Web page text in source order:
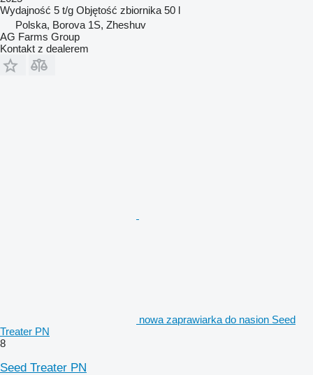
Wydajność 5 t/g Objętość zbiornika 50 l
Polska, Borova 1S, Zheshuv
AG Farms Group
Kontakt z dealerem
nowa zaprawiarka do nasion Seed
Treater PN
8
Seed Treater PN